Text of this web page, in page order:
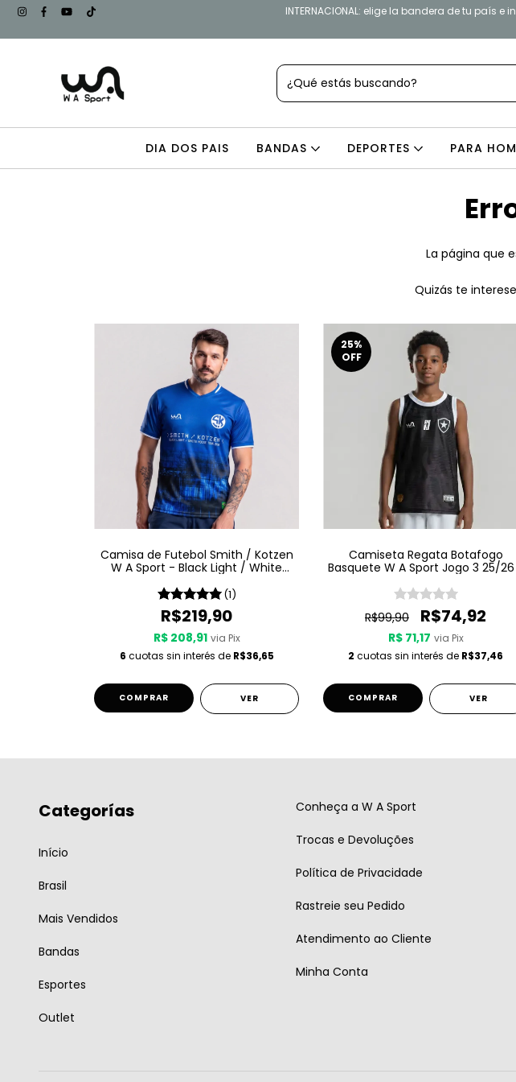
INTERNACIONAL: elige la bandera de tu país
DIA DOS PAIS BANDAS DEPORTES PARA
La página que
Quizás te
Camisa de Futebol Smith / Kotzen
W A Sport - Black Light / White
(1)
R$219,90
R$ 208,91 via Pix
6 cuotas sin interés de R$36,65
COMPRAR VER
25%
OFF
Camiseta Regata Botafogo
Basquete W A Sport Jogo 3 25/
R$99,90 R$74,92
R$ 71,17 via Pix
2 cuotas sin interés de R$37,46
COMPRAR VER
Categorías
Início
Brasil
Mais Vendidos
Bandas
Esportes
Outlet
Conheça a W A Sport
Trocas e Devoluções
Política de Privacidade
Rastreie seu Pedido
Atendimento ao Cliente
Minha Conta